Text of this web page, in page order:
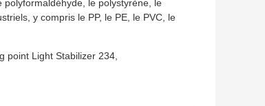
le polystyrène, le
y compris le PP, le PE, le PVC, le
point Light Stabilizer 234